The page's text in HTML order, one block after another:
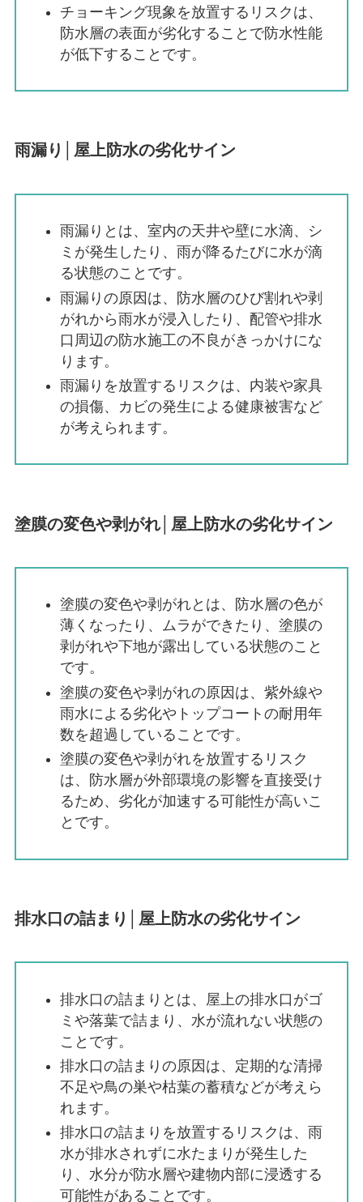
チョーキング現象を放置するリスクは、
防水層の表面が劣化することで防水性能
が低下することです。
雨漏り│屋上防水の劣化サイン
雨漏りとは、室内の天井や壁に水滴、シ
ミが発生したり、雨が降るたびに水が滴
る状態のことです。
雨漏りの原因は、防水層のひび割れや剥
がれから雨水が浸入したり、配管や排水
口周辺の防水施工の不良がきっかけにな
ります。
雨漏りを放置するリスクは、内装や家具
の損傷、カビの発生による健康被害など
が考えられます。
塗膜の変色や剥がれ│屋上防水の劣化サイン
塗膜の変色や剥がれとは、防水層の色が
薄くなったり、ムラができたり、塗膜の
剥がれや下地が露出している状態のこと
です。
塗膜の変色や剥がれの原因は、紫外線や
雨水による劣化やトップコートの耐用年
数を超過していることです。
塗膜の変色や剥がれを放置するリスク
は、防水層が外部環境の影響を直接受け
るため、劣化が加速する可能性が高いこ
とです。
排水口の詰まり│屋上防水の劣化サイン
排水口の詰まりとは、屋上の排水口がゴ
ミや落葉で詰まり、水が流れない状態の
ことです。
排水口の詰まりの原因は、定期的な清掃
不足や鳥の巣や枯葉の蓄積などが考えら
れます。
排水口の詰まりを放置するリスクは、雨
水が排水されずに水たまりが発生した
り、水分が防水層や建物内部に浸透する
可能性があることです。